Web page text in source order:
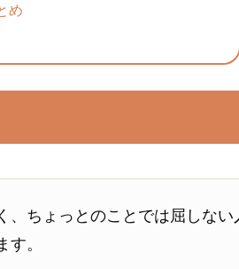
め
、ちょっとのことでは屈しな
す。